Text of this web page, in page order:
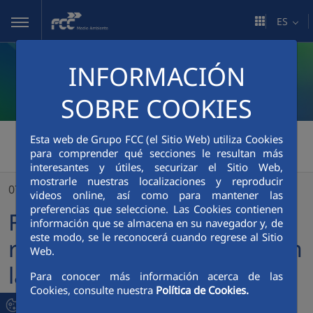
Saltar al contenido principal
INFORMACIÓN
SOBRE COOKIES
Esta web de Grupo FCC (el Sitio Web) utiliza Cookies
para comprender qué secciones le resultan más
interesantes y útiles, securizar el Sitio Web,
mostrarle nuestras localizaciones y reproducir
videos online, así como para mantener las
preferencias que seleccione. Las Cookies contienen
información que se almacena en su navegador y, de
este modo, se le reconocerá cuando regrese al Sitio
Web.
Para conocer más información acerca de las
Cookies, consulte nuestra Política de Cookies.
ES
FCC Medio Ambiente >
FCC Medio Ambiente renueva su compromiso con la ciudad de San Sebastián
07/11/2023
FCC Medio Ambiente
renueva su compromiso con
la ciudad de San Sebastián